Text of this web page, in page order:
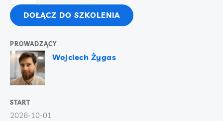
PROWADZĄCY
Wojciech Żygas
START
2026-10-01
Ewaluacja
i
systemów
AI
01.10.2026
DOŁĄCZ DO SZKOLENIA